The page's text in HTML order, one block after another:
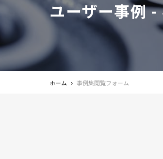
ユーザー事例
ホーム 事例集閲覧フォーム